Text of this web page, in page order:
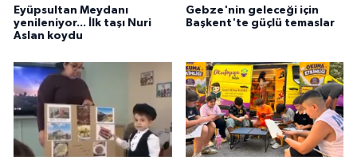
Eyüpsultan Meydanı
yenileniyor... İlk taşı Nuri
Aslan koydu
Gebze'nin geleceği için
Başkent'te güçlü temaslar